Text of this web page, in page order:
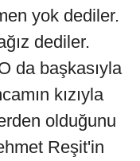
yok dediler.
dediler.
da başkasıyla
kızıyla
olduğunu
Reşit'in